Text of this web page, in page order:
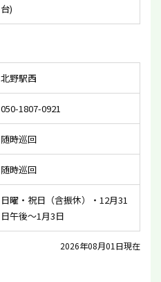
台)
北野駅西
050-1807-0921
随時巡回
随時巡回
日曜・祝日（含振休）・12月31
日午後〜1月3日
2026年08月01日現在